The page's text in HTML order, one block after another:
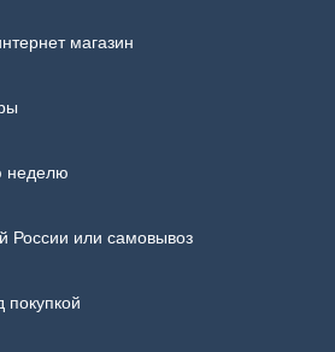
не более 30С, химчистка
низкой температуре до 110С
магазин
неделю
России или самовывоз
покупкой